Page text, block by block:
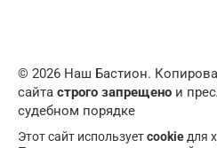
© 2026 Наш Бастион.
сайта строго запрещено и
судебном порядке
Этот сайт используетcookie для